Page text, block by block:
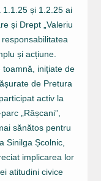
1.1.25 și 1.2.25 ai
și Drept „Valeriu
și acțiune.
toamnă, inițiate de
de Pretura
activ la
„Râșcani”,
sănătos pentru
Sinilga Școlnic,
implicarea lor
atitudini civice